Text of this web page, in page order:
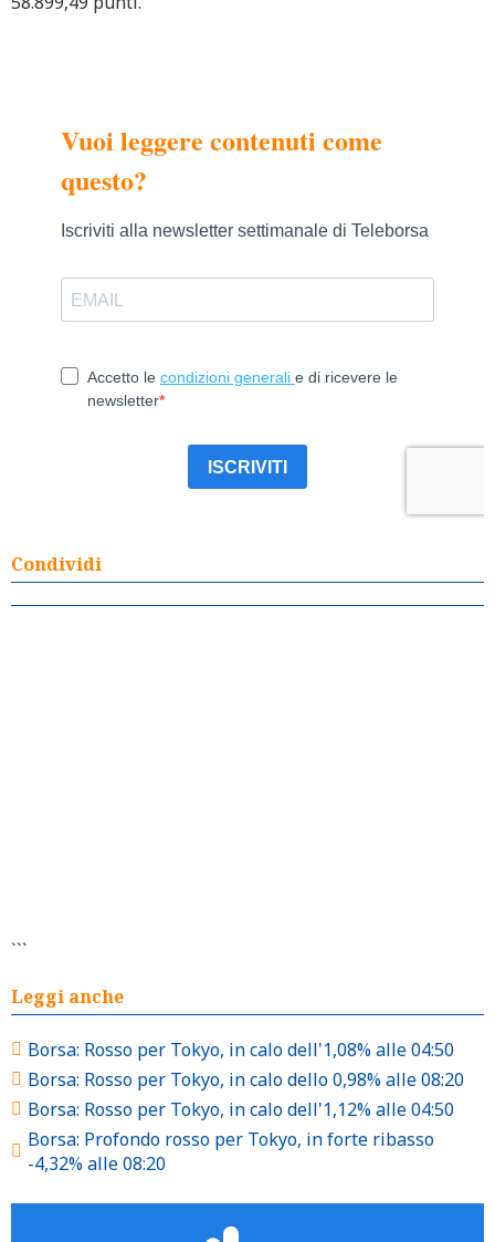
Condividi
```
Leggi anche
Borsa: Rosso per Tokyo, in calo dell'1,08% alle 04:50
Borsa: Rosso per Tokyo, in calo dello 0,98% alle 08:20
Borsa: Rosso per Tokyo, in calo dell'1,12% alle 04:50
Borsa: Profondo rosso per Tokyo, in forte ribasso
-4,32% alle 08:20